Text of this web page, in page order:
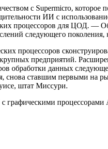
с Supermicro,
ИИ с
процессоров для ЦОД. —
следующего
процессоров
предприятий.
обработки данных
снова ставшим первыми на
штат Миссури.
графическими